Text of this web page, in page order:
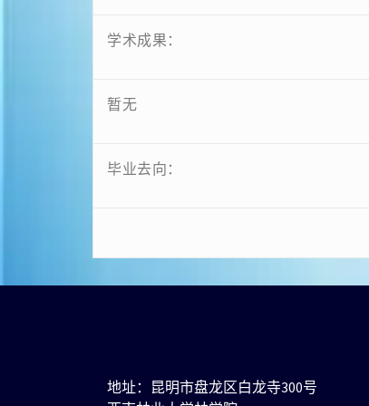
学术成果：
暂无
毕业去向：
地址：昆明市盘龙区白龙寺300号